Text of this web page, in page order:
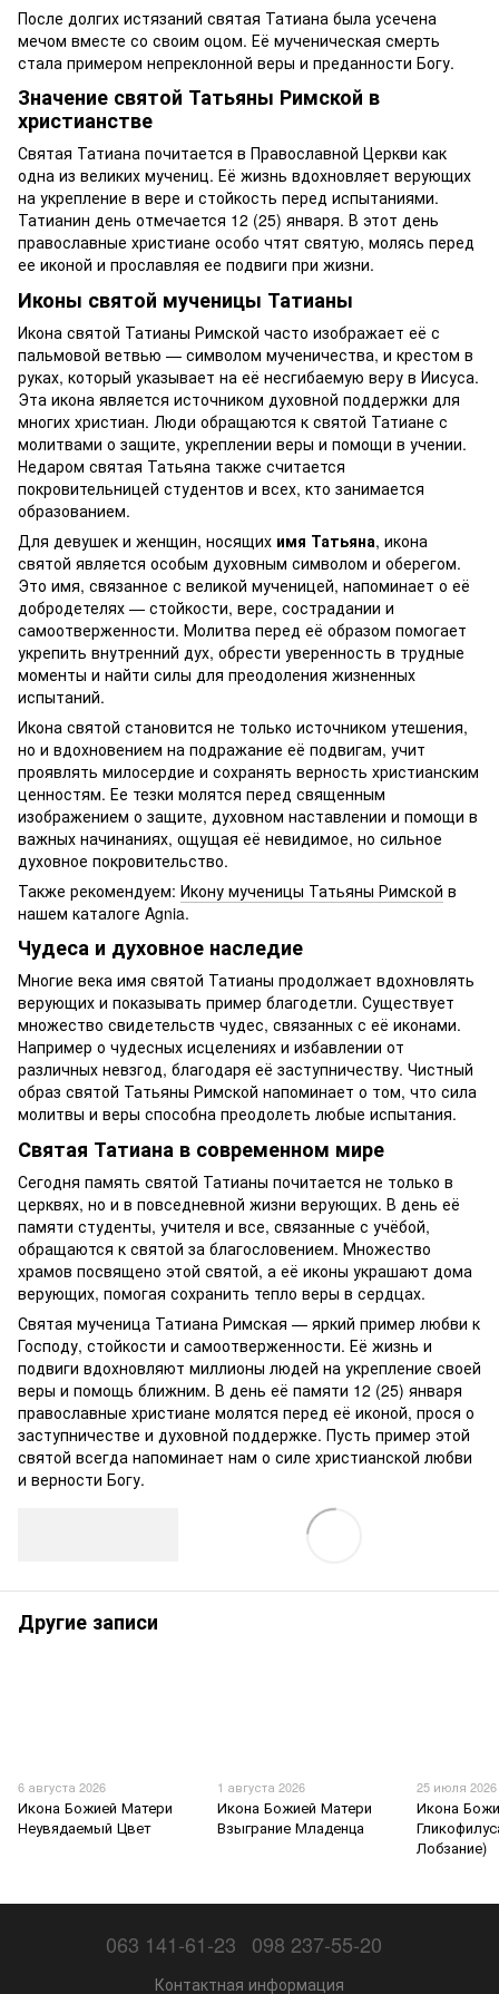
После долгих истязаний святая Татиана была усечена
мечом вместе со своим оцом. Её мученическая смерть
стала примером непреклонной веры и преданности Богу.
Значение святой Татьяны Римской в
христианстве
Святая Татиана почитается в Православной Церкви как
одна из великих мучениц. Её жизнь вдохновляет верующих
на укрепление в вере и стойкость перед испытаниями.
Татианин день отмечается 12 (25) января. В этот день
православные христиане особо чтят святую, молясь перед
ее иконой и прославляя ее подвиги при жизни.
Иконы святой мученицы Татианы
Икона святой Татианы Римской часто изображает её с
пальмовой ветвью — символом мученичества, и крестом в
руках, который указывает на её несгибаемую веру в Иисуса.
Эта икона является источником духовной поддержки для
многих христиан. Люди обращаются к святой Татиане с
молитвами о защите, укреплении веры и помощи в учении.
Недаром святая Татьяна также считается
покровительницей студентов и всех, кто занимается
образованием.
Для девушек и женщин, носящих имя Татьяна, икона
святой является особым духовным символом и оберегом.
Это имя, связанное с великой мученицей, напоминает о её
добродетелях — стойкости, вере, сострадании и
самоотверженности. Молитва перед её образом помогает
укрепить внутренний дух, обрести уверенность в трудные
моменты и найти силы для преодоления жизненных
испытаний.
Икона святой становится не только источником утешения,
но и вдохновением на подражание её подвигам, учит
проявлять милосердие и сохранять верность христианским
ценностям. Ее тезки молятся перед священным
изображением о защите, духовном наставлении и помощи в
важных начинаниях, ощущая её невидимое, но сильное
духовное покровительство.
Также рекомендуем: Икону мученицы Татьяны Римской в
нашем каталоге Agnia.
Чудеса и духовное наследие
Многие века имя святой Татианы продолжает вдохновлять
верующих и показывать пример благодетли. Существует
множество свидетельств чудес, связанных с её иконами.
Например о чудесных исцелениях и избавлении от
различных невзгод, благодаря её заступничеству. Чистный
образ святой Татьяны Римской напоминает о том, что сила
молитвы и веры способна преодолеть любые испытания.
Святая Татиана в современном мире
Сегодня память святой Татианы почитается не только в
церквях, но и в повседневной жизни верующих. В день её
памяти студенты, учителя и все, связанные с учёбой,
обращаются к святой за благословением. Множество
храмов посвящено этой святой, а её иконы украшают дома
верующих, помогая сохранить тепло веры в сердцах.
Святая мученица Татиана Римская — яркий пример любви к
Господу, стойкости и самоотверженности. Её жизнь и
подвиги вдохновляют миллионы людей на укрепление своей
веры и помощь ближним. В день её памяти 12 (25) января
православные христиане молятся перед её иконой, прося о
заступничестве и духовной поддержке. Пусть пример этой
святой всегда напоминает нам о силе христианской любви
и верности Богу.
Другие записи
6 августа 2026
Икона Божией Матери
Неувядаемый Цвет
1 августа 2026
Икона Божией Матери
Взыграние Младенца
25 июля 2026
Икона
Лобзание)
063 141-61-23 098 237-55-20
Контактная информация